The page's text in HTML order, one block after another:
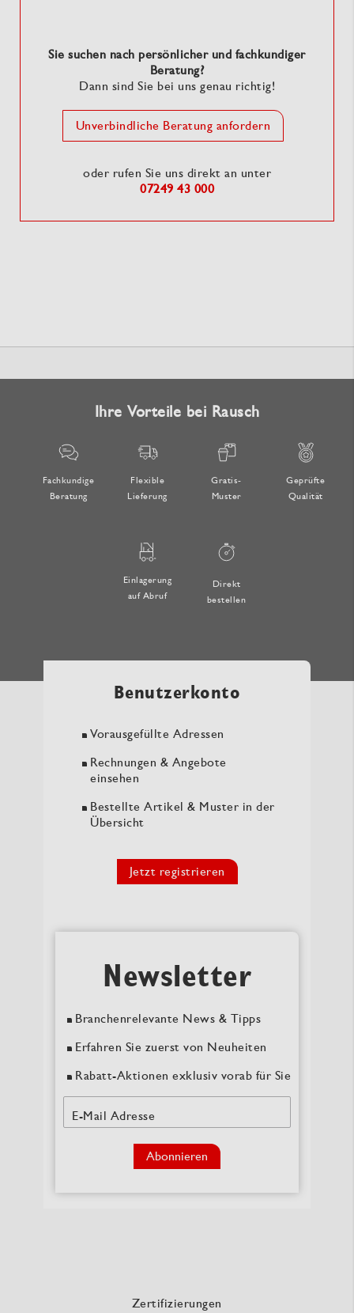
Sie suchen nach persönlicher und fachkundiger
Beratung?
Dann sind Sie bei uns genau richtig!
Unverbindliche Beratung anfordern
oder rufen Sie uns direkt an unter
07249 43 000
Ihre Vorteile bei Rausch
Fachkundige
Beratung
Flexible
Lieferung
Gratis-
Muster
Geprüfte
Qualität
Einlagerung
auf Abruf
Direkt
bestellen
Newsletter
Branchenrelevante News & Tipps
Erfahren Sie zuerst von Neuheiten
Rabatt-Aktionen exklusiv vorab für Sie
E-Mail Adresse
Abonnieren
Benutzerkonto
Vorausgefüllte Adressen
Rechnungen & Angebote
einsehen
Bestellte Artikel & Muster in der
Übersicht
Jetzt registrieren
Zertifizierungen